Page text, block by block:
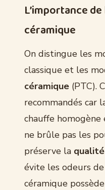
L’importance
céramique
On distingue les
classique et les
céramique (PTC).
recommandés car
chauffe homogène
ne brûle pas les
préserve la qualité
évite les odeurs de
céramique